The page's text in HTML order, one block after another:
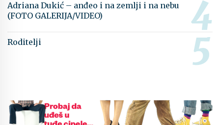
Adriana Dukić – anđeo i na zemlji i na nebu
(FOTO GALERIJA/VIDEO)
Roditelji